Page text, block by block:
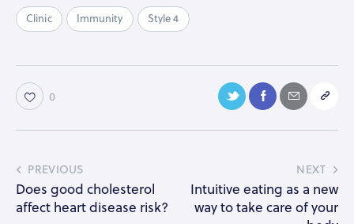
Clinic Immunity Style 4
0
PREVIOUS
Does good cholesterol
affect heart disease risk?
NEXT
Intuitive eating as a new
way to take care of your